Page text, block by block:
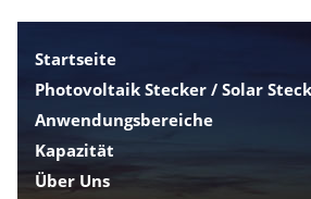
Startseite
Photovoltaik Stecker / Solar
Anwendungsbereiche
Kapazität
Über Uns